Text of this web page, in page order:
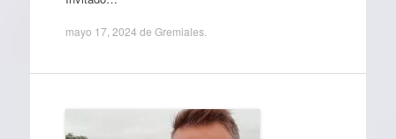
mayo 17, 2024 de Gremiales.